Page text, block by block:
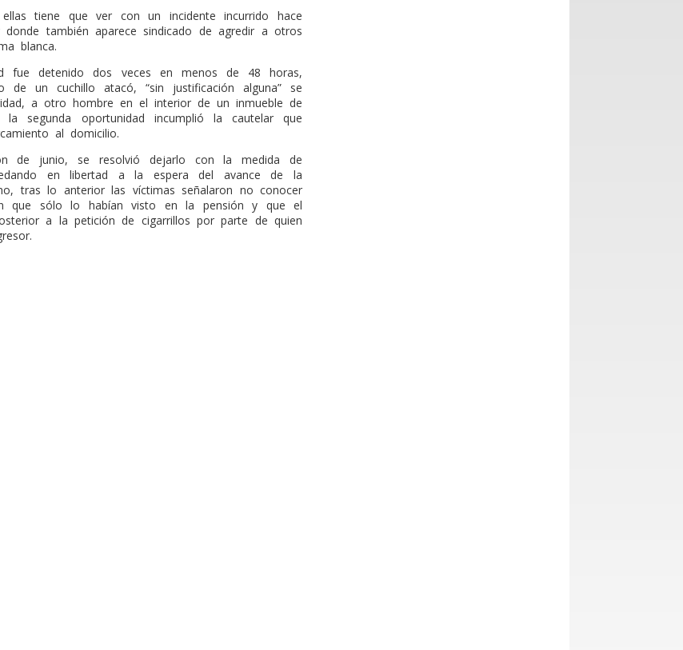
tiene que ver con un incidente incurrido hace
también aparece sindicado de agredir a otros
blanca.
fue detenido dos veces en menos de 48 horas,
de un cuchillo atacó, “sin justificación alguna” se
a otro hombre en el interior de un inmueble de
la segunda oportunidad incumplió la cautelar que
al domicilio.
de junio, se resolvió dejarlo con la medida de
en libertad a la espera del avance de la
tras lo anterior las víctimas señalaron no conocer
que sólo lo habían visto en la pensión y que el
a la petición de cigarrillos por parte de quien